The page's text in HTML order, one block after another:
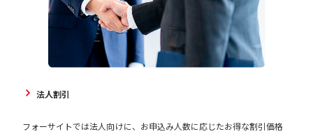
法人割引
フォーサイトでは法人向けに、お申込み人数に応じたお得な割引価格